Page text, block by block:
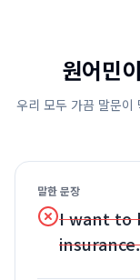
원어민
우리 모두 가끔 말문이
말한 문장
I want to
insurance.